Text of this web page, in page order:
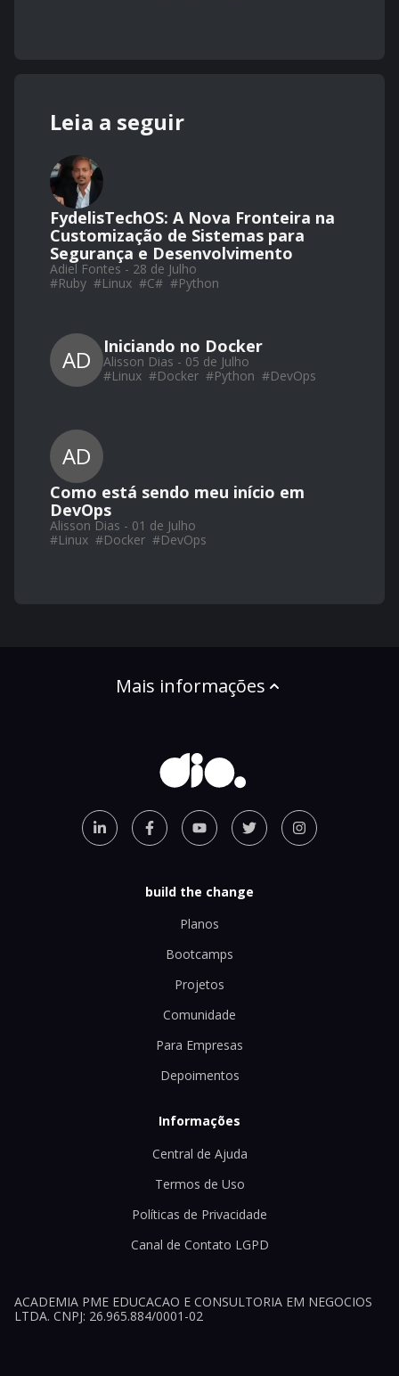
Leia a seguir
FydelisTechOS: A Nova Fronteira na
Customização de Sistemas para
Segurança e Desenvolvimento
Adiel Fontes - 28 de Julho
#Ruby #Linux #C# #Python
AD Iniciando no Docker
Alisson Dias - 05 de Julho
#Linux #Docker #Python #DevOps
AD
Como está sendo meu início em
DevOps
Alisson Dias - 01 de Julho
#Linux #Docker #DevOps
Mais informações
build the change
Planos
Bootcamps
Projetos
Comunidade
Para Empresas
Depoimentos
Informações
Central de Ajuda
Termos de Uso
Políticas de Privacidade
Canal de Contato LGPD
ACADEMIA PME EDUCACAO E CONSULTORIA EM NEGOCIOS
LTDA. CNPJ: 26.965.884/0001-02